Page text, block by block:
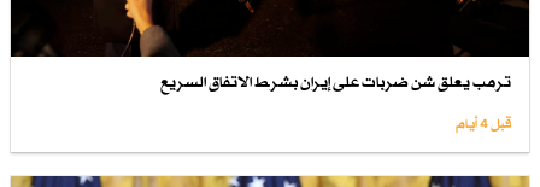
ترمب يعلق شن ضربات على إيران بشرط الاتفاق السريع
قبل 4 أيام